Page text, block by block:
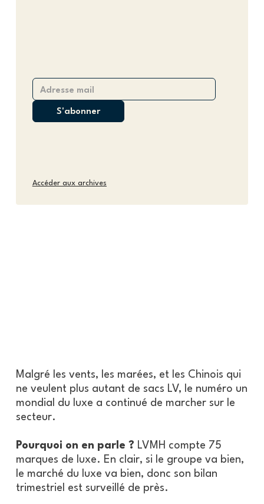
Accéder aux archives
Malgré les vents, les marées, et les Chinois qui
ne veulent plus autant de sacs LV, le numéro un
mondial du luxe a continué de marcher sur le
secteur.
Pourquoi on en parle ? LVMH compte 75
marques de luxe. En clair, si le groupe va bien,
le marché du luxe va bien, donc son bilan
trimestriel est surveillé de près.